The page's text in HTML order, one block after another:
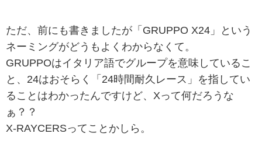
ただ、前にも書きましたが「GRUPPO X24」という
ネーミングがどうもよくわからなくて。
GRUPPOはイタリア語でグループを意味しているこ
と、24はおそらく「24時間耐久レース」を指してい
ることはわかったんですけど、Xって何だろうな
ぁ？？
X-RAYCERSってことかしら。